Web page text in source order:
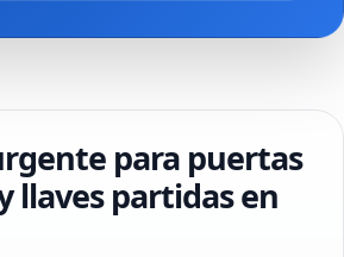
para puertas
llaves partidas en